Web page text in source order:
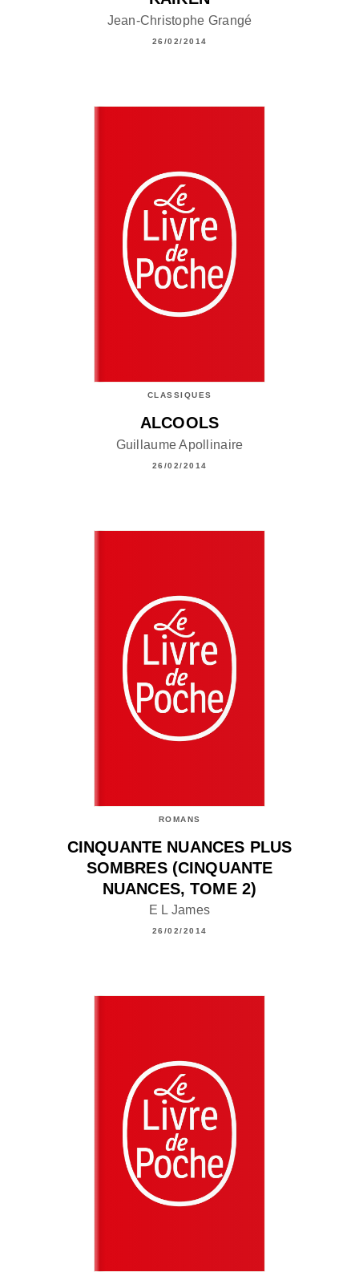
Jean-Christophe Grangé
26/02/2014
CLASSIQUES
ALCOOLS
Guillaume Apollinaire
26/02/2014
ROMANS
CINQUANTE NUANCES PLUS
SOMBRES (CINQUANTE
NUANCES, TOME 2)
E L James
26/02/2014